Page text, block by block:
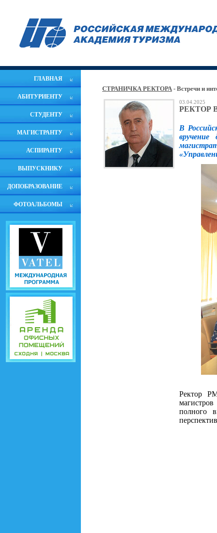
ГЛАВНАЯ
АБИТУРИЕНТУ
СТУДЕНТУ
МАГИСТРАНТУ
АСПИРАНТУ
ВЫПУСКНИКУ
ДОПОБРАЗОВАНИЕ
ФОТОАЛЬБОМЫ
СТРАНИЧКА РЕКТОРА- Встречи и
03.04.2025
РЕКТОР
В
Ректор
полного